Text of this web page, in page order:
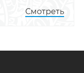
Смотреть